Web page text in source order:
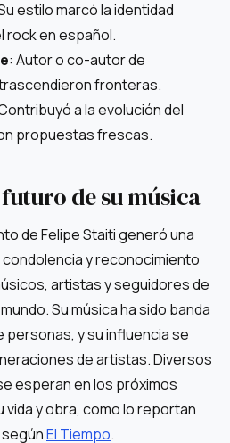
estilo marcó la identidad
rock en español.
: Autor o co-autor de
fronteras.
a la evolución del
propuestas frescas.
de su música
de Felipe Staiti generó una
y reconocimiento
artistas y seguidores de
Su música ha sido banda
personas, y su influencia se
de artistas. Diversos
esperan en los próximos
y obra, como lo reportan
El Tiempo.